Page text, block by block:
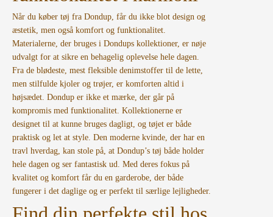
Når du køber tøj fra Dondup, får du ikke blot design og
æstetik, men også komfort og funktionalitet.
Materialerne, der bruges i Dondups kollektioner, er nøje
udvalgt for at sikre en behagelig oplevelse hele dagen.
Fra de blødeste, mest fleksible denimstoffer til de lette,
men stilfulde kjoler og trøjer, er komforten altid i
højsædet. Dondup er ikke et mærke, der går på
kompromis med funktionalitet. Kollektionerne er
designet til at kunne bruges dagligt, og tøjet er både
praktisk og let at style. Den moderne kvinde, der har en
travl hverdag, kan stole på, at Dondup’s tøj både holder
hele dagen og ser fantastisk ud. Med deres fokus på
kvalitet og komfort får du en garderobe, der både
fungerer i det daglige og er perfekt til særlige lejligheder.